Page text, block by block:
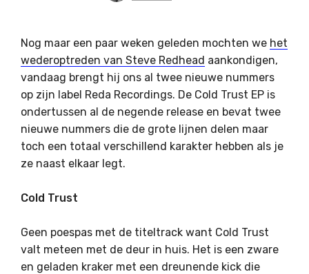
Nog maar een paar weken geleden mochten we het
wederoptreden van Steve Redhead aankondigen,
vandaag brengt hij ons al twee nieuwe nummers
op zijn label Reda Recordings. De Cold Trust EP is
ondertussen al de negende release en bevat twee
nieuwe nummers die de grote lijnen delen maar
toch een totaal verschillend karakter hebben als je
ze naast elkaar legt.
Cold Trust
Geen poespas met de titeltrack want Cold Trust
valt meteen met de deur in huis. Het is een zware
en geladen kraker met een dreunende kick die